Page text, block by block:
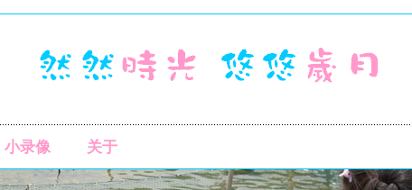
小录像 关于